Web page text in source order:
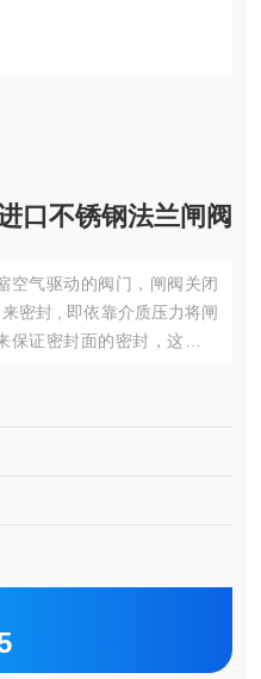
国进口法兰闸阀 进口不锈钢法兰闸阀
空气驱动的阀门，闸阀关闭
密封 , 即依靠介质压力将闸
证密封面的密封，这就是
证密封面的密封性德国进口